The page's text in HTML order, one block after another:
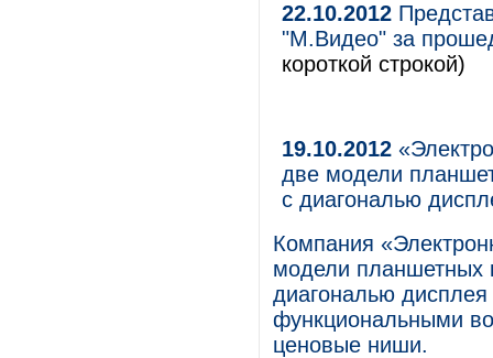
22.10.2012
"М.Видео" за
короткой строкой)
19.10.2012
две модели
с диагональю
Компания
модели планшетных
диагональю
функциональными
ценовые ниши.